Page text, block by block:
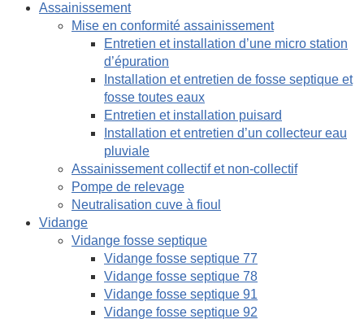
Assainissement
Mise en conformité assainissement
Entretien et installation d’une micro station
d’épuration
Installation et entretien de fosse septique et
fosse toutes eaux
Entretien et installation puisard
Installation et entretien d’un collecteur eau
pluviale
Assainissement collectif et non-collectif
Pompe de relevage
Neutralisation cuve à fioul
Vidange
Vidange fosse septique
Vidange fosse septique 77
Vidange fosse septique 78
Vidange fosse septique 91
Vidange fosse septique 92